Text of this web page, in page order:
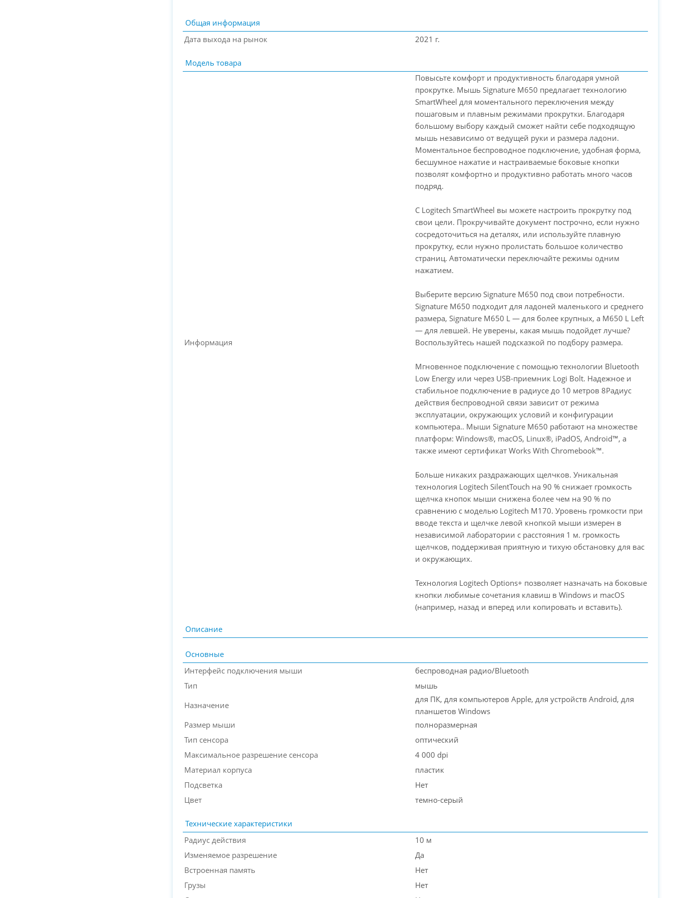
PC-Arena на карте Москвы — Яндекс Карты
Общая информация
Дата выхода на рынок
2021 г.
Модель товара
Информация
Повысьте комфорт и продуктивность благодаря умной
прокрутке. Мышь Signature M650 предлагает технологию
SmartWheel для моментального переключения между
пошаговым и плавным режимами прокрутки. Благодаря
большому выбору каждый сможет найти себе подходящую
мышь независимо от ведущей руки и размера ладони.
Моментальное беспроводное подключение, удобная форма,
бесшумное нажатие и настраиваемые боковые кнопки
позволят комфортно и продуктивно работать много часов
подряд.
С Logitech SmartWheel вы можете настроить прокрутку под
свои цели. Прокручивайте документ построчно, если нужно
сосредоточиться на деталях, или используйте плавную
прокрутку, если нужно пролистать большое количество
страниц. Автоматически переключайте режимы одним
нажатием.
Выберите версию Signature M650 под свои потребности.
Signature M650 подходит для ладоней маленького и среднего
размера, Signature M650 L — для более крупных, а M650 L Left
— для левшей. Не уверены, какая мышь подойдет лучше?
Воспользуйтесь нашей подсказкой по подбору размера.
Мгновенное подключение с помощью технологии Bluetooth
Low Energy или через USB-приемник Logi Bolt. Надежное и
стабильное подключение в радиусе до 10 метров 8Радиус
действия беспроводной связи зависит от режима
эксплуатации, окружающих условий и конфигурации
компьютера.. Мыши Signature M650 работают на множестве
платформ: Windows®, macOS, Linux®, iPadOS, Android™, а
также имеют сертификат Works With Chromebook™.
Больше никаких раздражающих щелчков. Уникальная
технология Logitech SilentTouch на 90 % снижает громкость
щелчка кнопок мыши снижена более чем на 90 % по
сравнению с моделью Logitech M170. Уровень громкости при
вводе текста и щелчке левой кнопкой мыши измерен в
независимой лаборатории с расстояния 1 м. громкость
щелчков, поддерживая приятную и тихую обстановку для вас
и окружающих.
Технология Logitech Options+ позволяет назначать на боковые
кнопки любимые сочетания клавиш в Windows и macOS
(например, назад и вперед или копировать и вставить).
Описание
Основные
Интерфейс подключения мыши
беспроводная радио/Bluetooth
Тип
мышь
Назначение
для ПК, для компьютеров Apple, для устройств Android, для
планшетов Windows
Размер мыши
полноразмерная
Тип сенсора
оптический
Максимальное разрешение сенсора
4 000 dpi
Материал корпуса
пластик
Подсветка
Нет
Цвет
темно-серый
Технические характеристики
Радиус действия
10 м
Изменяемое разрешение
Да
Встроенная память
Нет
Грузы
Нет